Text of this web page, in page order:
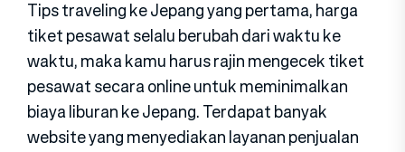
Tips traveling ke Jepang yang pertama, harga
tiket pesawat selalu berubah dari waktu ke
waktu, maka kamu harus rajin mengecek tiket
pesawat secara online untuk meminimalkan
biaya liburan ke Jepang. Terdapat banyak
website yang menyediakan layanan penjualan